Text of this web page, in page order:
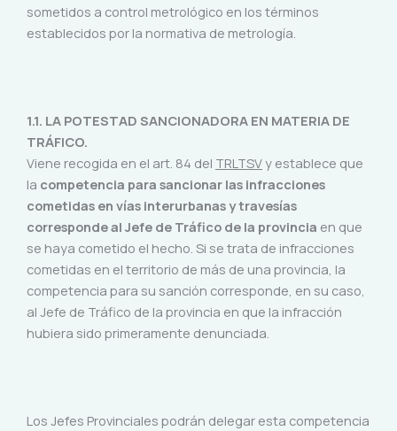
sometidos a control metrológico en los términos
establecidos por la normativa de metrología.
1.1. LA POTESTAD SANCIONADORA EN MATERIA DE
TRÁFICO.
Viene recogida en el art. 84 del TRLTSVy establece que
la competencia para sancionar las infracciones
cometidas en vías interurbanas y travesías
corresponde al Jefe de Tráfico de la provincia en que
se haya cometido el hecho. Si se trata de infracciones
cometidas en el territorio de más de una provincia, la
competencia para su sanción corresponde, en su caso,
al Jefe de Tráfico de la provincia en que la infracción
hubiera sido primeramente denunciada.
Los Jefes Provinciales podrán delegar esta competencia